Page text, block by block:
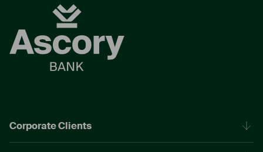
Corporate Clients